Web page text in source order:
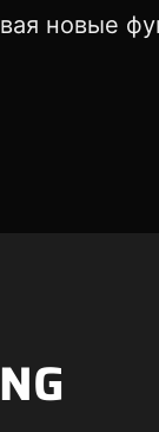
новые